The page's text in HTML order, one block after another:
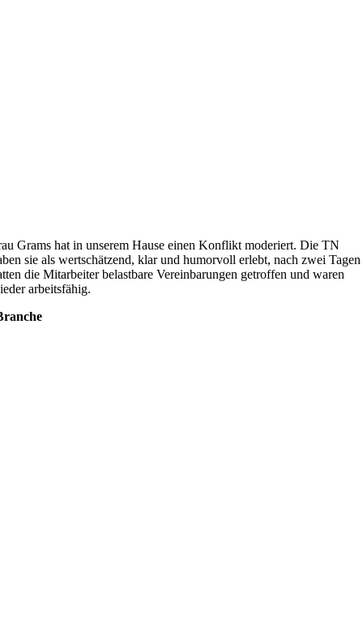
Grams hat in unserem Hause einen Konflikt moderiert. Die TN
sie als wertschätzend, klar und humorvoll erlebt, nach zwei Tagen
die Mitarbeiter belastbare Vereinbarungen getroffen und waren
arbeitsfähig.